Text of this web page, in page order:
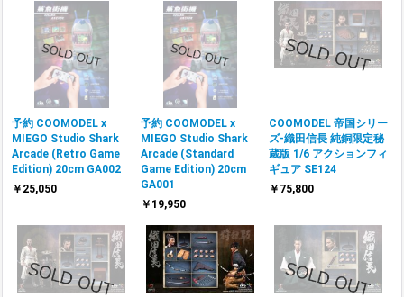
予約 COOMODEL x
MIEGO Studio Shark
Arcade (Retro Game
Edition) 20cm GA002
￥25,050
予約 COOMODEL x
MIEGO Studio Shark
Arcade (Standard
Game Edition) 20cm
GA001
￥19,950
COOMODEL 帝国シリー
ズ-織田信長 純銅限定秘
蔵版 1/6 アクションフィ
ギュア SE124
￥75,800